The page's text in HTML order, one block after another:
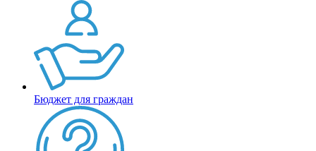
Бюджет для граждан